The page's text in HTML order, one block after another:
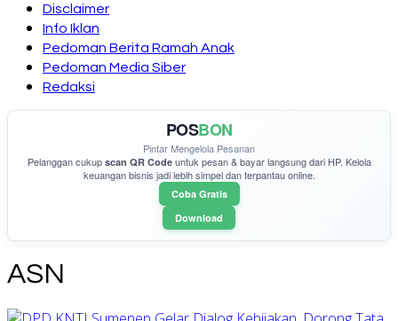
Disclaimer
Info Iklan
Pedoman Berita Ramah Anak
Pedoman Media Siber
Redaksi
POSBON
Pintar Mengelola Pesanan
Pelanggan cukup scan QR Codeuntuk pesan & bayar langsung dari HP. Kelola
keuangan bisnis jadi lebih simpel dan terpantau online.
Coba Gratis
Download
ASN